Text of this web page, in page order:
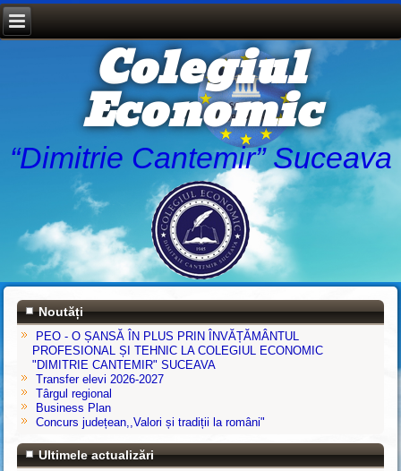
Colegiul
Economic
“Dimitrie Cantemir” Suceava
Noutăți
PEO - O ȘANSĂ ÎN PLUS PRIN ÎNVĂȚĂMÂNTUL
PROFESIONAL ȘI TEHNIC LA COLEGIUL ECONOMIC
"DIMITRIE CANTEMIR" SUCEAVA
Transfer elevi 2026-2027
Târgul regional
Business Plan
Concurs județean,,Valori și tradiții la români"
Ultimele actualizări